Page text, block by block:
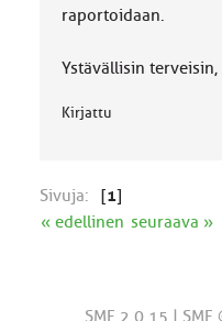
raportoidaan.
Ystävällisin
Kirjattu
Sivuja: [1]
« edellinen seuraava »
SMF 2.0.15 |